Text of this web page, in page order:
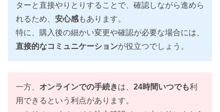
ターと直接やりとりすることで、確認しながら進めら
れるため、 安心感もあります。
特に、購入後の細かい変更や確認が必要な場合には、
直接的なコミュニケーションが役立つでしょう。
一方、 オンラインでの手続きは、 24時間いつでも利
用できるという利点があります。